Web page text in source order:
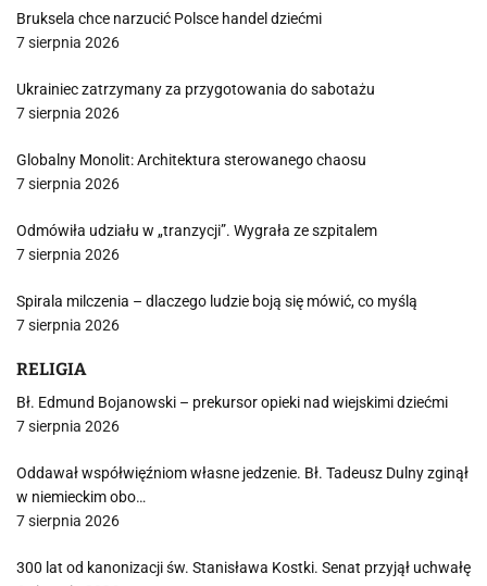
Bruksela chce narzucić Polsce handel dziećmi
7 sierpnia 2026
Ukrainiec zatrzymany za przygotowania do sabotażu
7 sierpnia 2026
Globalny Monolit: Architektura sterowanego chaosu
7 sierpnia 2026
Odmówiła udziału w „tranzycji”. Wygrała ze szpitalem
7 sierpnia 2026
Spirala milczenia – dlaczego ludzie boją się mówić, co myślą
7 sierpnia 2026
RELIGIA
Bł. Edmund Bojanowski – prekursor opieki nad wiejskimi dziećmi
7 sierpnia 2026
Oddawał współwięźniom własne jedzenie. Bł. Tadeusz Dulny zginął
w niemieckim obo…
7 sierpnia 2026
300 lat od kanonizacji św. Stanisława Kostki. Senat przyjął uchwałę